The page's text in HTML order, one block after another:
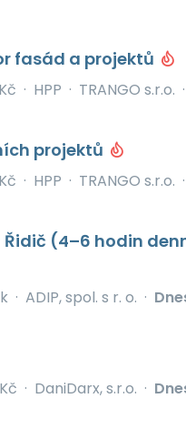
fasád a projektů
· HPP · TRANGO s.r.o. ·
projektů
· HPP · TRANGO s.r.o. ·
(4–6 hodin
· ADIP, spol. s r. o. ·
· DaniDarx, s.r.o. ·